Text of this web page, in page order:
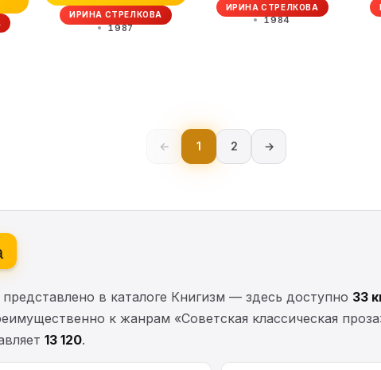
ИРИНА СТРЕЛКОВА
1987
ИРИНА СТРЕЛКОВА
1984
← 1 2 →
в каталоге Книгизм — здесь доступно 33
к жанрам «Советская классическая
13 120.